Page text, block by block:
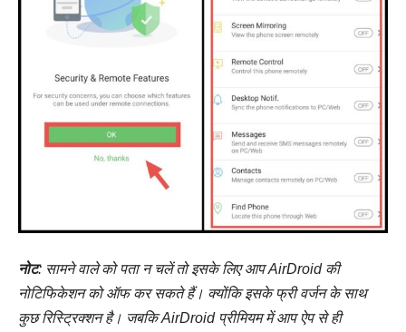
नोट: सामने वाले को पता न चलें तो इसके लिए आप AirDroid की
नोटिफिकेशन को ऑफ कर सकते हैं। क्योंकि इसके फ्री वर्जन के साथ
कुछ रिस्ट्रिक्शन है। जबकि AirDroid प्रीमियम में आप ऐप से ही